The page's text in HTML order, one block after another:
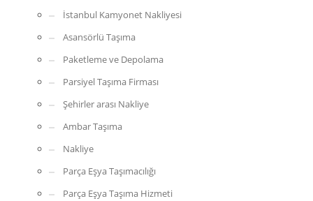
İstanbul Kamyonet Nakliyesi
Asansörlü Taşıma
Paketleme ve Depolama
Parsiyel Taşıma Firması
Şehirler arası Nakliye
Ambar Taşıma
Nakliye
Parça Eşya Taşımacılığı
Parça Eşya Taşıma Hizmeti